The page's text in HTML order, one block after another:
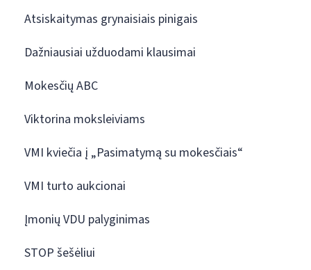
Atsiskaitymas grynaisiais pinigais
Dažniausiai užduodami klausimai
Mokesčių ABC
Viktorina moksleiviams
VMI kviečia į „Pasimatymą su mokesčiais“
VMI turto aukcionai
Įmonių VDU palyginimas
STOP šešėliui